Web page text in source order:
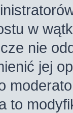
w
nie
jej
to